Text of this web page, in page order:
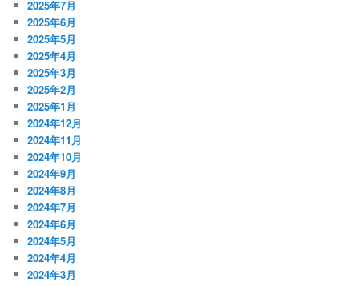
2025年7月
2025年6月
2025年5月
2025年4月
2025年3月
2025年2月
2025年1月
2024年12月
2024年11月
2024年10月
2024年9月
2024年8月
2024年7月
2024年6月
2024年5月
2024年4月
2024年3月